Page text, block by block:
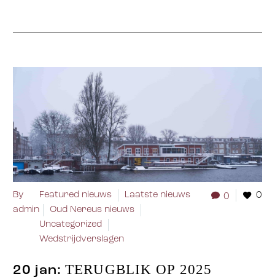
0 0
By
admin
Featured nieuws
Laatste nieuws
Oud Nereus nieuws
Uncategorized
Wedstrijdverslagen
20 jan: TERUGBLIK OP 2025